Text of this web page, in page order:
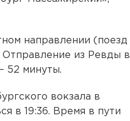
направлении (поезд
Отправление из Ревды в
52 минуты.
вокзала в
в 19:36. Время в пути